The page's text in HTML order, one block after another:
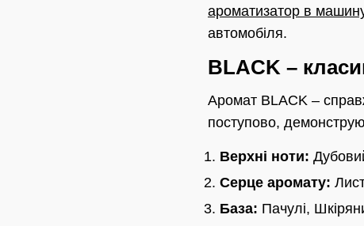
ароматизатор в
автомобіля.
BLACK –
Аромат BLACK –
поступово,
Верхні ноти:
Серце аромату:
База: Пачулі,